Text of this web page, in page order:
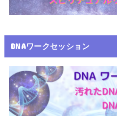
DNAワークセッション